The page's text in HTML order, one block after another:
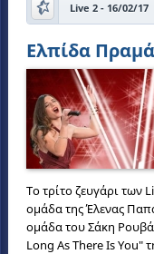
Live 2 - 16/02/17
Ελπίδα
Το τρίτο ζευγάρι των
ομάδα της Έλενας
ομάδα του Σάκη
Long As There Is You"